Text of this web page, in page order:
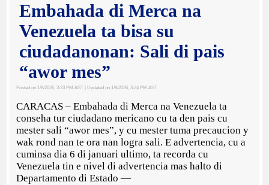
Embahada di Merca na
Venezuela ta bisa su
ciudadanonan: Sali di pais
“awor mes”
Posted on 1/8/2026, 3:23 PM AST | Updated on 1/8/2026, 3:24 PM AST
CARACAS – Embahada di Merca na Venezuela ta
conseha tur ciudadano mericano cu ta den pais cu
mester sali “awor mes”, y cu mester tuma precaucion y
wak rond nan te ora nan logra sali. E advertencia, cu a
cuminsa dia 6 di januari ultimo, ta recorda cu
Venezuela tin e nivel di advertencia mas halto di
Departamento di Estado —